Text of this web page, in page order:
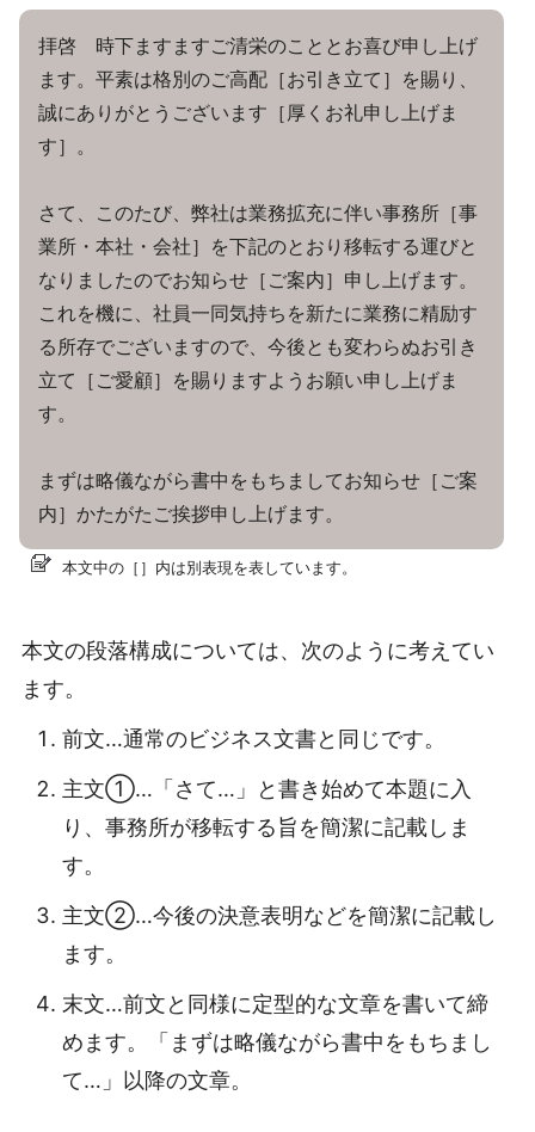
拝啓 時下ますますご清栄のこととお喜び申し上げ
ます。平素は格別のご高配［お引き立て］を賜り、
誠にありがとうございます［厚くお礼申し上げま
す］。
さて、このたび、弊社は業務拡充に伴い事務所［事
業所・本社・会社］を下記のとおり移転する運びと
なりましたのでお知らせ［ご案内］申し上げます。
これを機に、社員一同気持ちを新たに業務に精励す
る所存でございますので、今後とも変わらぬお引き
立て［ご愛顧］を賜りますようお願い申し上げま
す。
まずは略儀ながら書中をもちましてお知らせ［ご案
内］かたがたご挨拶申し上げます。
本文中の［］内は別表現を表しています。
本文の段落構成については、次のように考えてい
ます。
前文…通常のビジネス文書と同じです。
主文①…「さて…」と書き始めて本題に入
り、事務所が移転する旨を簡潔に記載しま
す。
主文②…今後の決意表明などを簡潔に記載し
ます。
末文…前文と同様に定型的な文章を書いて締
めます。「まずは略儀ながら書中をもちまし
て…」以降の文章。